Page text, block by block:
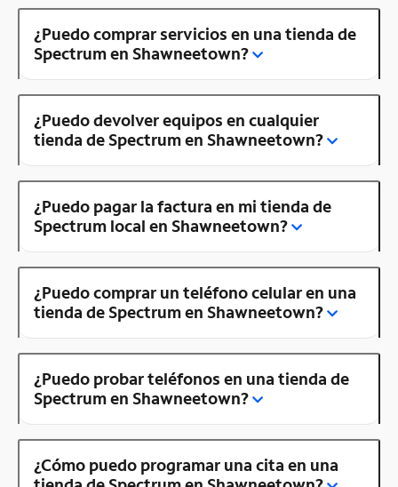
¿Puedo comprar servicios en una tienda de
Spectrum en Shawneetown?
¿Puedo devolver equipos en cualquier
tienda de Spectrum en Shawneetown?
¿Puedo pagar la factura en mi tienda de
Spectrum local en Shawneetown?
¿Puedo comprar un teléfono celular en una
tienda de Spectrum en Shawneetown?
¿Puedo probar teléfonos en una tienda de
Spectrum en Shawneetown?
¿Cómo puedo programar una cita en una